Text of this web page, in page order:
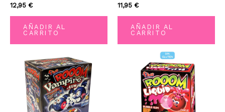
Valorado
con
0
12,95 €
AÑADIR AL
CARRITO
Valorado
con
0
11,95 €
AÑADIR AL
CARRITO